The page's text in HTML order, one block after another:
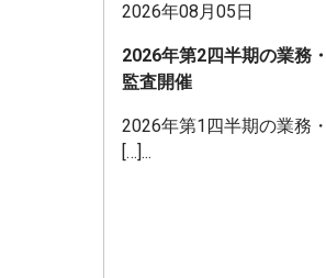
2026年08月05日
2026年第2四半期の業務
監査開催
2026年第1四半期の業務
[…]...